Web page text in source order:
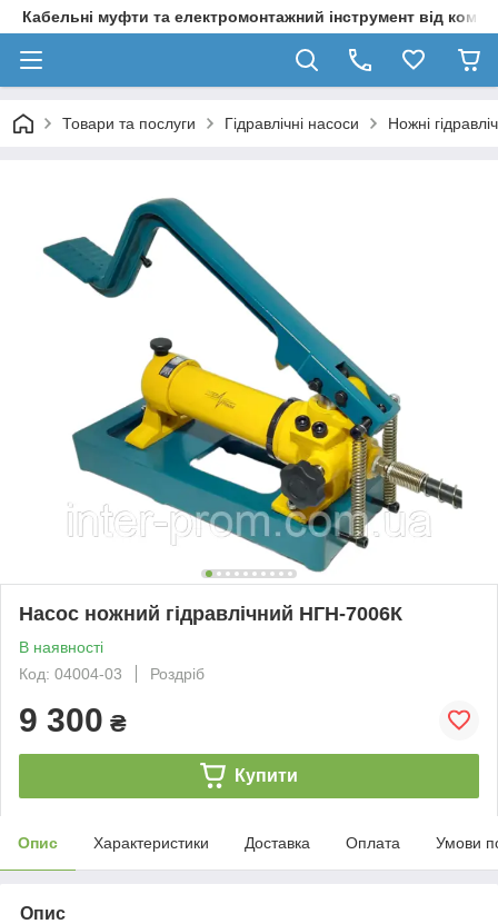
Кабельні муфти та електромонтажний інструмент від
Товари та послуги Гідравлічні насоси Ножні
Насос ножний гідравлічний НГН-7006К
В наявності
Код: 04004-03
Роздріб
9 300 ₴
Купити
Опис Характеристики Доставка Оплата Умови
Опис